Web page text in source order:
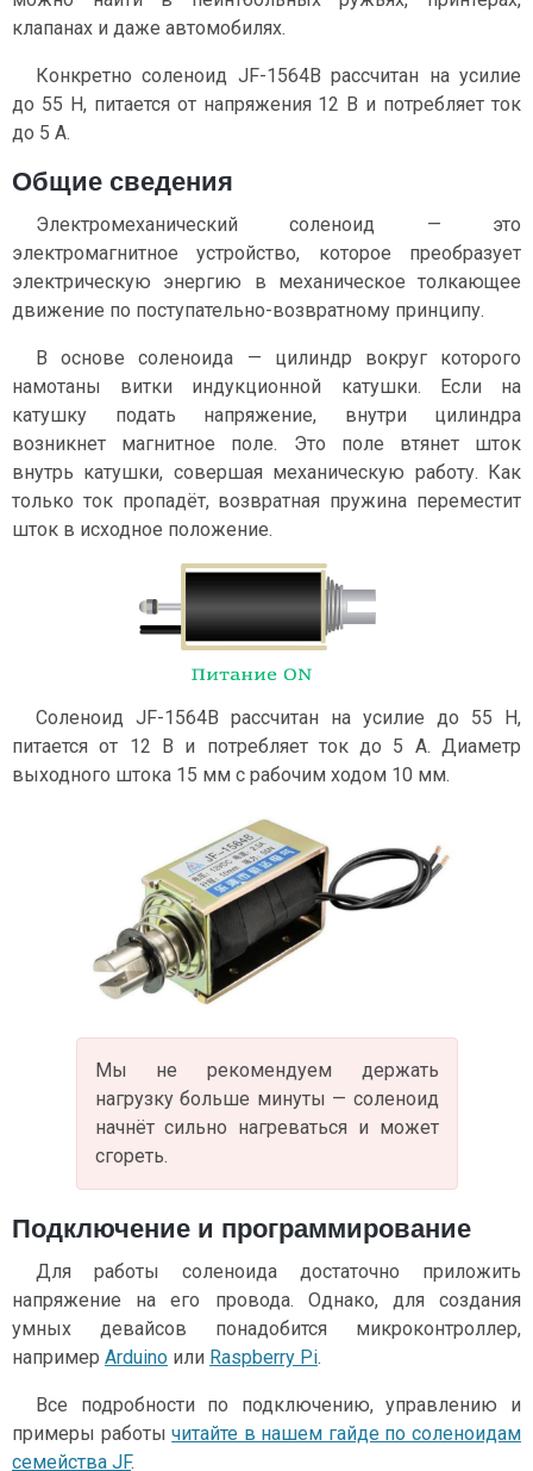
клапанах и даже автомобилях.
Конкретно соленоид JF-1564B рассчитан на усилие
до 55 Н, питается от напряжения 12 В и потребляет ток
до 5 А.
Общие сведения
Электромеханический соленоид — это
электромагнитное устройство, которое преобразует
электрическую энергию в механическое толкающее
движение по поступательно-возвратному принципу.
В основе соленоида — цилиндр вокруг которого
намотаны витки индукционной катушки. Если на
катушку подать напряжение, внутри цилиндра
возникнет магнитное поле. Это поле втянет шток
внутрь катушки, совершая механическую работу. Как
только ток пропадёт, возвратная пружина переместит
шток в исходное положение.
Соленоид JF-1564B рассчитан на усилие до 55 Н,
питается от 12 В и потребляет ток до 5 А. Диаметр
выходного штока 15 мм с рабочим ходом 10 мм.
Мы не рекомендуем держать
нагрузку больше минуты — соленоид
начнёт сильно нагреваться и может
сгореть.
Подключение и программирование
Для работы соленоида достаточно приложить
напряжение на его провода. Однако, для создания
умных девайсов понадобится микроконтроллер,
например Arduino или Raspberry Pi.
Все подробности по подключению, управлению и
примеры работычитайте в нашем гайде по соленоидам
семейства JF.